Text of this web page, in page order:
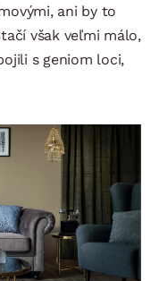
ani by to
však veľmi málo,
s geniom loci,